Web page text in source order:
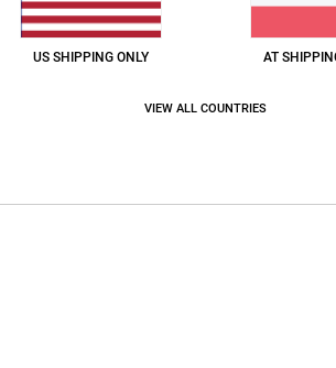
US SHIPPING ONLY AT
VIEW ALL COUNTRIES